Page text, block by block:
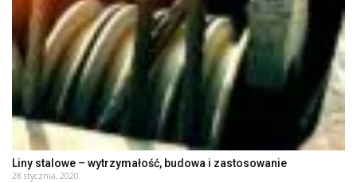
Liny stalowe – wytrzymałość, budowa i zastosowanie
28 stycznia, 2020